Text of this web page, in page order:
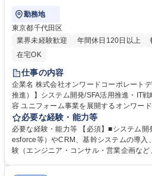
勤務地
東京都千代田区
業界未経験歓迎
年間休日120日以上
在宅OK
仕事の内容
企業名 株式会社オンワードコーポレートデザイン 求人名 【社
推進）】システム開発/SFA活用推進・IT戦略リ
容 ユニフォーム事業を展開するオンワー
て、社内各部門やパートナー企業と協業し
ードするポジションです。 ■マーケティ
を 統合し、意思決定を高速化するプロジェクトを推進 ■ツール/システム
導入の推進まで一貫して担当。 ■目下、注
必要な経験・能力等
必要な経験・能力等 【必須】■システム開
esforce等）やCRM、基幹システムの導入
験（エンジニア・コンサル・営業企画など、職種不問